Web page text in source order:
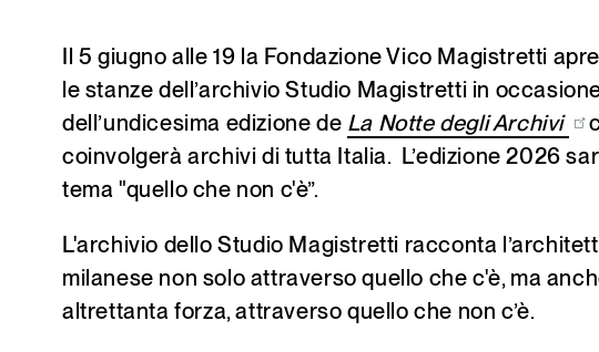
Il 5 giugno alle 19 la Fondazione Vico Magistretti
le stanze dell’archivio Studio Magistretti in
dell’undicesima edizione de La Notte degli Archivi
coinvolgerà archivi di tutta Italia. L’edizione 2026
tema "quello che non c'è”.
L'archivio dello Studio Magistretti racconta
milanese non solo attraverso quello che c'è, ma
altrettanta forza, attraverso quello che non c’è.